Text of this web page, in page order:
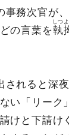
務次官が
の言葉を執
しつ
れると深
い「リーク
けと下請け